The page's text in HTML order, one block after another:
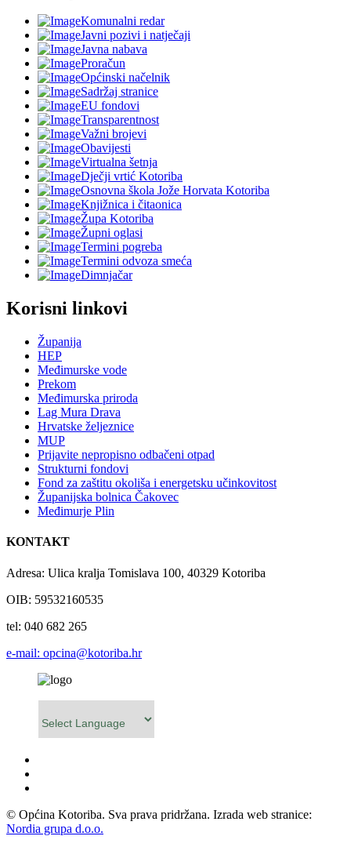
Komunalni redar
Javni pozivi i natječaji
Javna nabava
Proračun
Općinski načelnik
Sadržaj stranice
EU fondovi
Transparentnost
Važni brojevi
Obavijesti
Virtualna šetnja
Dječji vrtić Kotoriba
Osnovna škola Jože Horvata Kotoriba
Knjižnica i čitaonica
Župa Kotoriba
Župni oglasi
Termini pogreba
Termini odvoza smeća
Dimnjačar
Korisni linkovi
Županija
HEP
Međimurske vode
Prekom
Međimurska priroda
Lag Mura Drava
Hrvatske željeznice
MUP
Prijavite nepropisno odbačeni otpad
Strukturni fondovi
Fond za zaštitu okoliša i energetsku učinkovitost
Županijska bolnica Čakovec
Međimurje Plin
KONTAKT
Adresa: Ulica kralja Tomislava 100, 40329 Kotoriba
OIB: 59532160535
tel: 040 682 265
e-mail: opcina@kotoriba.hr
© Općina Kotoriba. Sva prava pridržana. Izrada web stranice:
Nordia grupa d.o.o.